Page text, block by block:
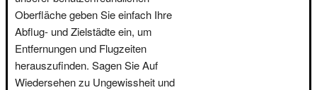
Oberfläche geben Sie einfach Ihre
Abflug- und Zielstädte ein, um
Entfernungen und Flugzeiten
herauszufinden. Sagen Sie Auf
Wiedersehen zu Ungewissheit und